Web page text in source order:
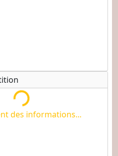
des informations...